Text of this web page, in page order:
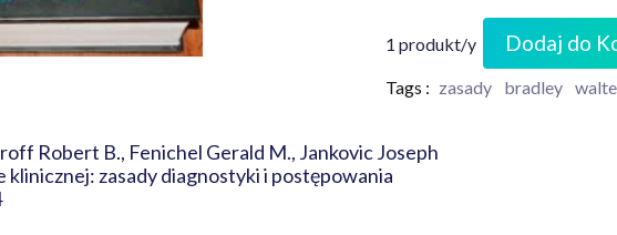
1 produkt/y Dodaj do
Tags : zasady bradley
Robert B., Fenichel Gerald M., Jankovic Joseph
klinicznej: zasady diagnostyki i postępowania